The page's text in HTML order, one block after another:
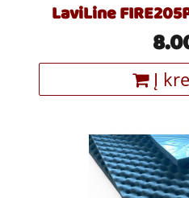
LaviLine
Į